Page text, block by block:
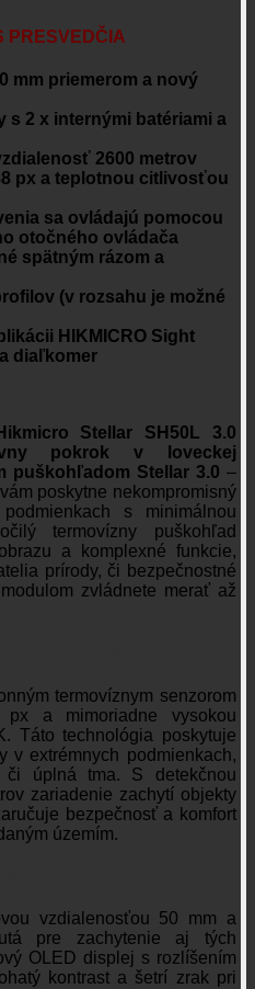
PRESVEDČIA
mm priemerom a nový
s 2 x internými batériami a
2600 metrov
px a teplotnou citlivosťou
sa ovládajú pomocou
otočného ovládača
spätným rázom a
(v rozsahu je možné
HIKMICRO Sight
diaľkomer
Stellar SH50L 3.0
pokrok v loveckej
puškohľadom Stellar 3.0 –
poskytne nekompromisný
s minimálnou
termovízny puškohľad
a komplexné funkcie,
prírody, či bezpečnostné
zvládnete merať až
termovíznym senzorom
a mimoriadne vysokou
Táto technológia poskytuje
v extrémnych podmienkach,
úplná tma. S detekčnou
zariadenie zachytí objekty
bezpečnosť a komfort
územím.
vzdialenosťou 50 mm a
pre zachytenie aj tých
OLED displej s rozlíšením
kontrast a šetrí zrak pri